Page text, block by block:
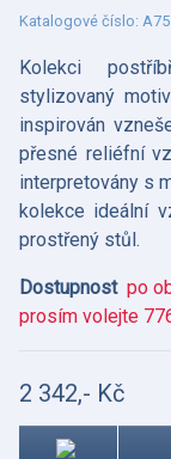
Katalogové číslo:
Kolekci
stylizovaný
inspirován
přesné reliéfní
interpretovány s
kolekce ideální
prostřený stůl.
Dostupnost po
prosím volejte
2 342,- Kč